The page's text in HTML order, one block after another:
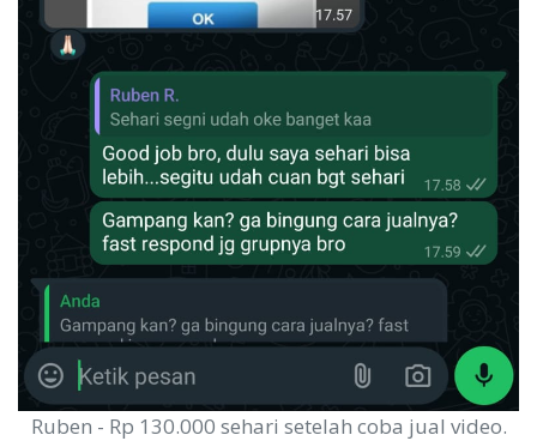
Ruben - Rp 130.000 sehari setelah coba jual video.